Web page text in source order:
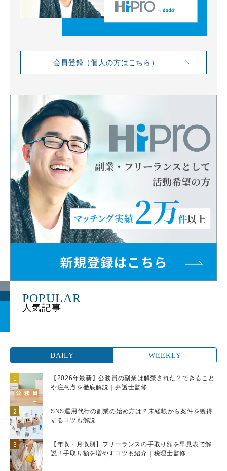
会員登録（個人の方はこちら）
POPULAR
DAILY WEEKLY
【2026年最新】公務員の副業は解禁された？できること
や注意点を徹底解説｜弁護士監修
SNS運用代行の副業の始め方は？未経験から案件を獲得
するコツも解説
【年収・月収別】フリーランスの手取り額を早見表で解
説！手取り額を増やすコツも紹介｜税理士監修